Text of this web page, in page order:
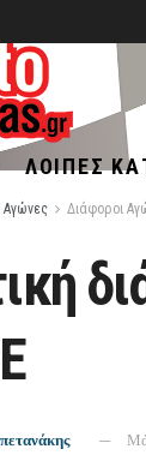
ΛΟΙΠΈΣ
Αγώνες Διάφοροι